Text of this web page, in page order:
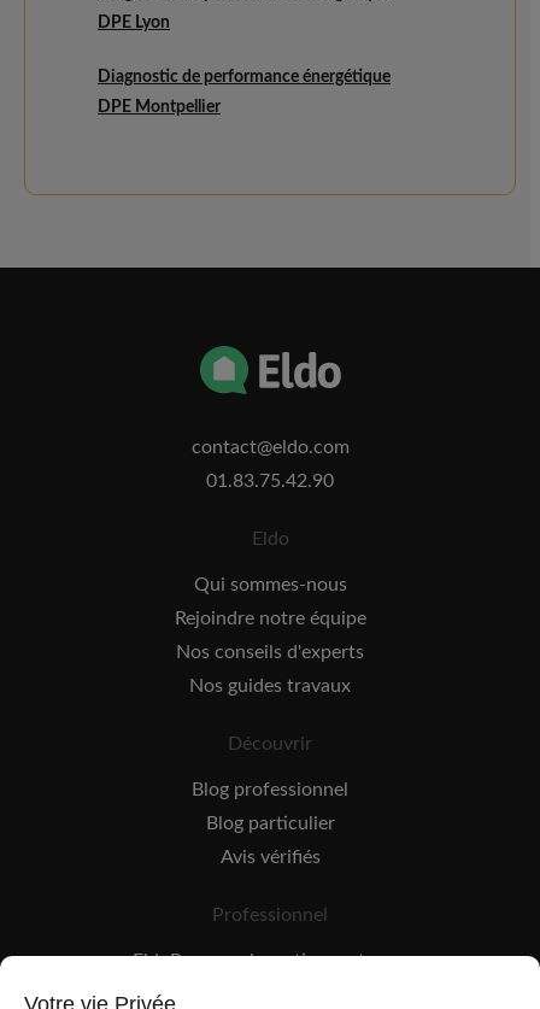
DPE Lyon
Diagnostic de performance énergétique
DPE Montpellier
contact@eldo.com
01.83.75.42.90
Eldo
Qui sommes-nous
Rejoindre notre équipe
Nos conseils d'experts
Nos guides travaux
Découvrir
Blog professionnel
Blog particulier
Avis vérifiés
Professionnel
EldoPro pour les artisans et pros
EldoNetwork pour les réseaux, marques et industriels
Votre vie Privée